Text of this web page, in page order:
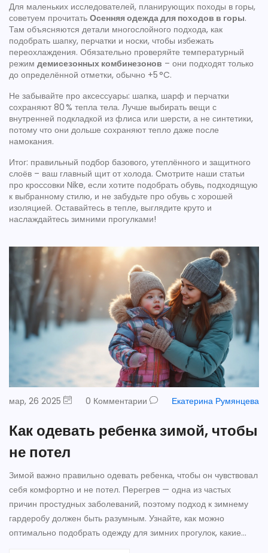
Для маленьких исследователей, планирующих походы в горы,
советуем прочитать Осенняя одежда для походов в горы.
Там объясняются детали многослойного подхода, как
подобрать шапку, перчатки и носки, чтобы избежать
переохлаждения. Обязательно проверяйте температурный
режим демисезонных комбинезонов – они подходят только
до определённой отметки, обычно +5 °C.
Не забывайте про аксессуары: шапка, шарф и перчатки
сохраняют 80 % тепла тела. Лучше выбирать вещи с
внутренней подкладкой из флиса или шерсти, а не синтетики,
потому что они дольше сохраняют тепло даже после
намокания.
Итог: правильный подбор базового, утеплённого и защитного
слоёв – ваш главный щит от холода. Смотрите наши статьи
про кроссовки Nike, если хотите подобрать обувь, подходящую
к выбранному стилю, и не забудьте про обувь с хорошей
изоляцией. Оставайтесь в тепле, выглядите круто и
наслаждайтесь зимними прогулками!
мар, 26 2025 0 Комментарии Екатерина Румянцева
Как одевать ребенка зимой, чтобы
не потел
Зимой важно правильно одевать ребенка, чтобы он чувствовал
себя комфортно и не потел. Перегрев — одна из частых
причин простудных заболеваний, поэтому подход к зимнему
гардеробу должен быть разумным. Узнайте, как можно
оптимально подобрать одежду для зимних прогулок, какие